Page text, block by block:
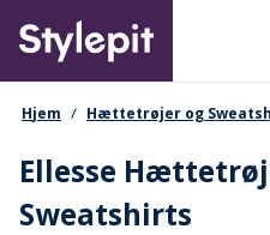
main
content
Primary
navigationssti
Hjem Hættetrøjer og
Ellesse
Sweatshirts